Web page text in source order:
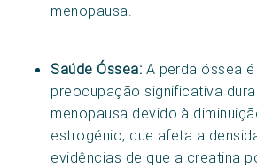
menopausa.
Saúde Óssea: A perda óssea é
preocupação significativa
menopausa devido à
estrogénio, que afeta a
evidências de que a creatina